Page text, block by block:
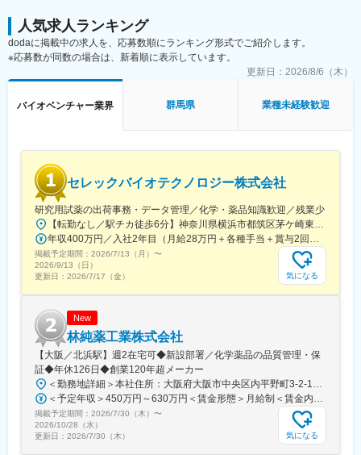
■中途入社者からの声
「前職の経験を活かしながら新しい技術に挑戦できる」「役員と
もフラットに議論できる環境」「自社開発の教育システムで学び
ながらスピード成長」「国家プロジェクトや大手企業との共同研
ます！
全国に顧客を有し、自社開発の教育ソフトがあるなど、日本全国
どこからでも勤務可能です。実際に隔月出社のペースで働いてい
る社員もいます。
※入社後1か月は社員を知る目的で出社を頂きます。
■当社について
名古屋大学・宇治原研究室の先端研究を基盤に生まれたスタート
アップ企業です。
製造業の「当たり前」を変える新技術である、プロセスインフォ
マティクス（PI）で、カンや試行錯誤に頼る開発から、データ駆
動のスマートなプロセスへ。わずかな実データからデジタルツイ
ンを作り、仮想実験で最適条件を瞬時に導きます。
結果、開発期間は短縮、さらに高品質な製品開発に繋げることが
できます。
■差別化ポイント
仲間はAIエンジニアや大手企業出身者など多彩なメンバーで、資
金調達も完了し、業界のトップランナーとして走り続けていま
す。
国家プロジェクトや大手企業との共同研究も進行中で、日本のも
のづくりに新しい常識を生み出す挑戦を続けています。
人気求人ランキング
dodaに掲載中の求人を、応募数順にランキング形式でご紹介します。
※応募数が同数の場合は、新着順に表示しています。
更新日： 2026/8/6（木）
バイオベンチャー業界 群馬県 業種未経験歓迎
セレックバイオテクノロジー株式会社
研究用試薬の出荷事務・データ管理／化学・薬品知識歓迎／残業少
掲載予定期間： 2026/7/13（月） 〜
2026/9/13（日）
更新日： 2026/7/17（金） 気になる
New
林純薬工業株式会社
【大阪／北浜駅】週2在宅可◆新設部署／化学薬品の品質管理・保
証◆年休126日◆創業120年超メーカー
掲載予定期間： 2026/7/30（木） 〜
2026/10/28（水）
更新日： 2026/7/30（木） 気になる